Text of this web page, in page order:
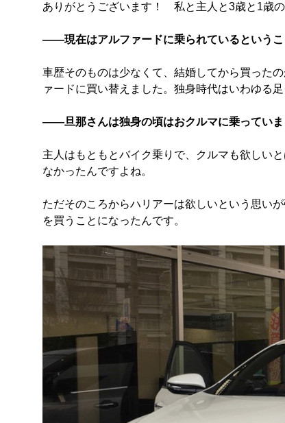
ありがとうございます！ 私と主人と3歳と1歳
――現在はアルファードに乗られているというこ
車歴そのものは少なくて、結婚してから買った
ァードに買い替えました。独身時代はいわゆる
――旦那さんは独身の頃はおクルマに乗っていま
主人はもともとバイク乗りで、クルマも欲しい
なかったんですよね。
ただそのころからハリアーは欲しいという思い
を買うことになったんです。